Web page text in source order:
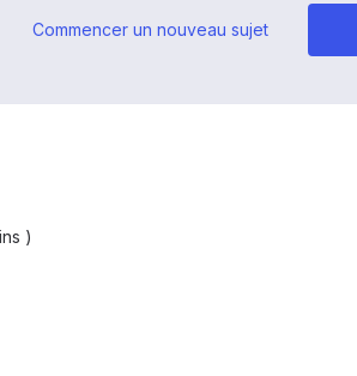
Commencer un nouveau sujet
)